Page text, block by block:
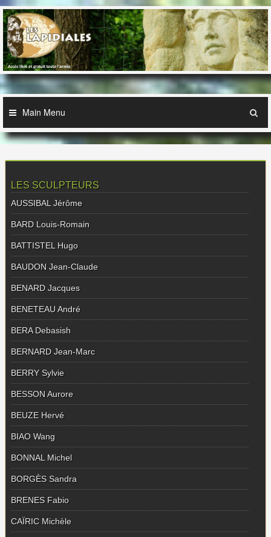
Skip
to
content
Main Menu
LES SCULPTEURS
AUSSIBAL Jérôme
BARD Louis-Romain
BATTISTEL Hugo
BAUDON Jean-Claude
BENARD Jacques
BENETEAU André
BERA Debasish
BERNARD Jean-Marc
BERRY Sylvie
BESSON Aurore
BEUZE Hervé
BIAO Wang
BONNAL Michel
BORGÈS Sandra
BRENES Fabio
CAÏRIC Michèle